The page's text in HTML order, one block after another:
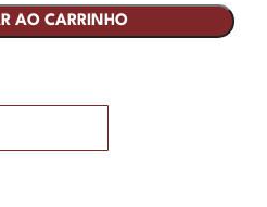
AO CARRINHO